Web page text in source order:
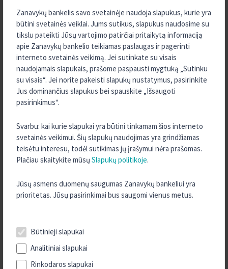
Zanavykų bankelis savo svetainėje naudoja slapukus, kurie yra
būtini svetainės veiklai. Jums sutikus, slapukus naudosime su
tikslu pateikti Jūsų vartojimo patirčiai pritaikytą informaciją
apie Zanavykų bankelio teikiamas paslaugas ir pagerinti
interneto svetainės veikimą. Jei sutinkate su visais
naudojamais slapukais, prašome paspausti mygtuką „Sutinku
su visais“. Jei norite pakeisti slapukų nustatymus, pasirinkite
Jus dominančius slapukus bei spauskite „Išsaugoti
pasirinkimus“.
Svarbu: kai kurie slapukai yra būtini tinkamam šios interneto
svetainės veikimui. Šių slapukų naudojimas yra grindžiamas
teisėtu interesu, todėl sutikimas jų įrašymui nėra prašomas.
Plačiau skaitykite mūsų Slapukų politikoje.
Jūsų asmens duomenų saugumas Zanavykų bankeliui yra
prioritetas. Jūsų pasirinkimai bus saugomi vienus metus.
Būtinieji slapukai
Analitiniai slapukai
Rinkodaros slapukai
2023 m. Rugpjūtis
2023 m. Vasaris
2022 m. Gruodis
2022 m. Lapkritis
2022 m. Rugpjūtis
2022 m. Kovas
2021 m. Rugsėjis
2021 m. Rugpjūtis
2021 m. Liepa
2021 m. Sausis
2020 m. Spalis
2020 m. Rugsėjis
2020 m. Rugpjūtis